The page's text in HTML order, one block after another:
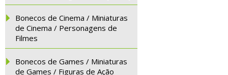
Bonecos de Cinema / Miniaturas
de Cinema / Personagens de
Filmes
Bonecos de Games / Miniaturas
de Games / Figuras de Ação